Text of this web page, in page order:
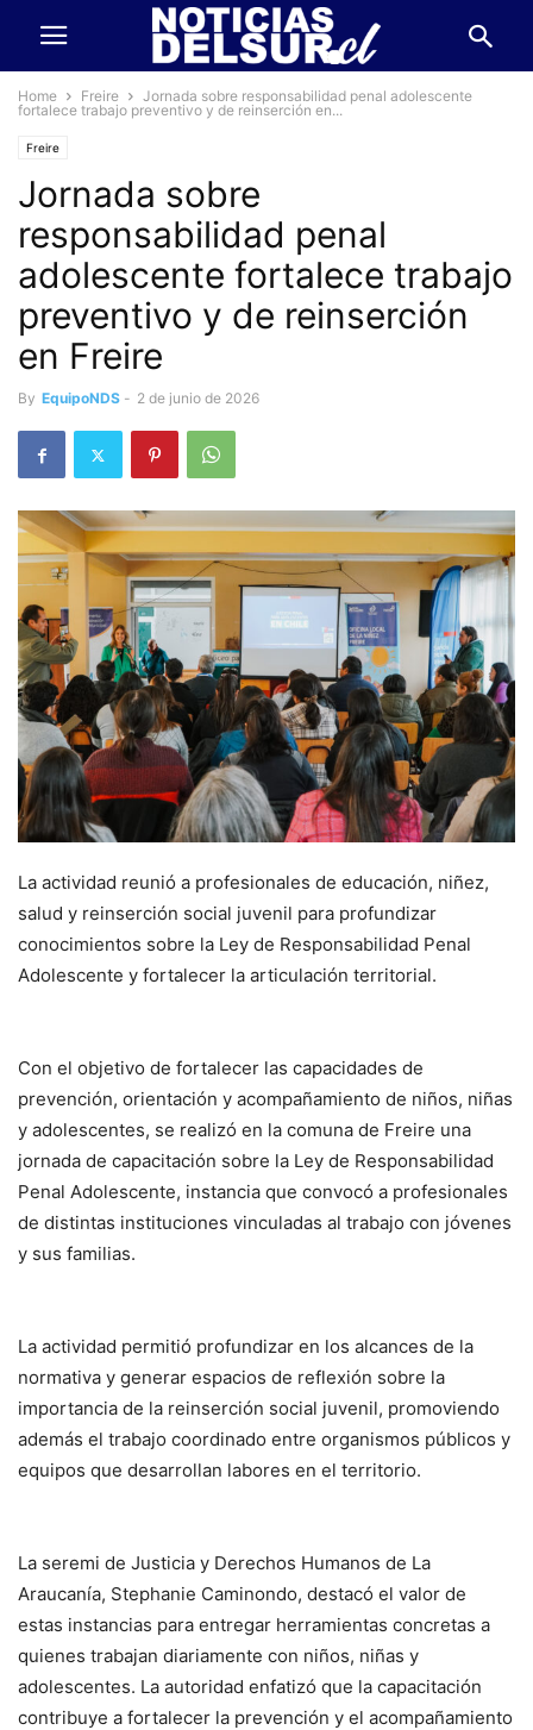
Home Freire
Jornada sobre responsabilidad penal adolescente
fortalece trabajo preventivo y de reinserción en...
Freire
Jornada sobre
responsabilidad penal
adolescente fortalece trabajo
preventivo y de reinserción
en Freire
By EquipoNDS - 2 de junio de 2026
La actividad reunió a profesionales de educación, niñez,
salud y reinserción social juvenil para profundizar
conocimientos sobre la Ley de Responsabilidad Penal
Adolescente y fortalecer la articulación territorial.
Con el objetivo de fortalecer las capacidades de
prevención, orientación y acompañamiento de niños, niñas
y adolescentes, se realizó en la comuna de Freire una
jornada de capacitación sobre la Ley de Responsabilidad
Penal Adolescente, instancia que convocó a profesionales
de distintas instituciones vinculadas al trabajo con jóvenes
y sus familias.
La actividad permitió profundizar en los alcances de la
normativa y generar espacios de reflexión sobre la
importancia de la reinserción social juvenil, promoviendo
además el trabajo coordinado entre organismos públicos y
equipos que desarrollan labores en el territorio.
La seremi de Justicia y Derechos Humanos de La
Araucanía, Stephanie Caminondo, destacó el valor de
estas instancias para entregar herramientas concretas a
quienes trabajan diariamente con niños, niñas y
adolescentes. La autoridad enfatizó que la capacitación
contribuye a fortalecer la prevención y el acompañamiento